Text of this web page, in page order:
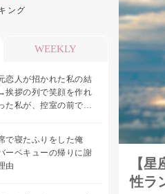
ング
WEEKLY
恋人が招かれた私の結
挨拶の列で笑顔を作れ
た私が、控室の前で彼
で寝たふりをした俺
ーベキューの帰りに謝
由
【
性ラ